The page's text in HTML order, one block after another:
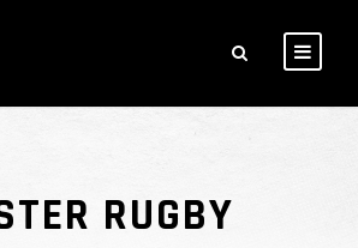
RUGBY